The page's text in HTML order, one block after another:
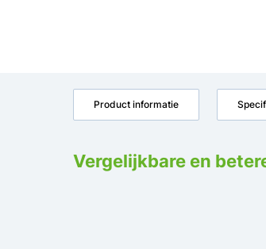
Product informatie
Vergelijkbare en